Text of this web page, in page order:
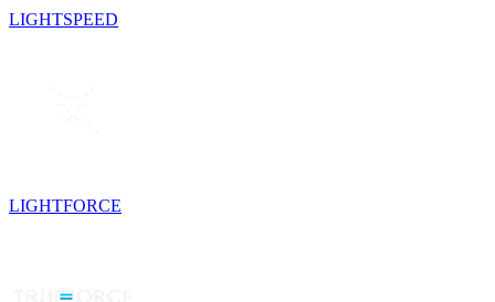
LIGHTSPEED
LIGHTFORCE